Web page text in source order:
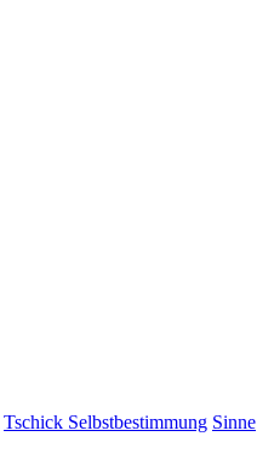
Tschick Selbstbestimmung Sinne